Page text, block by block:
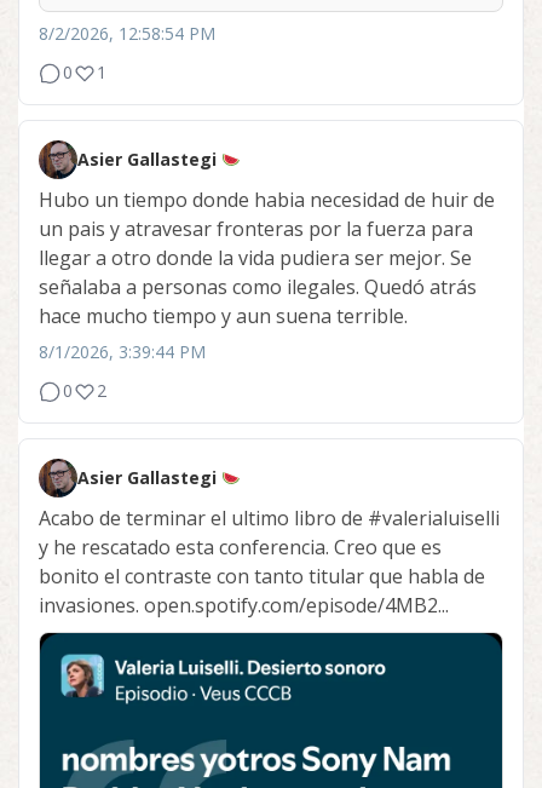
8/2/2026, 12:58:54 PM
0
1
Asier Gallastegi
Hubo un tiempo donde habia necesidad de huir de
un pais y atravesar fronteras por la fuerza para
llegar a otro donde la vida pudiera ser mejor. Se
señalaba a personas como ilegales. Quedó atrás
hace mucho tiempo y aun suena terrible.
8/1/2026, 3:39:44 PM
0
2
Asier Gallastegi
Acabo de terminar el ultimo libro de #valerialuiselli
y he rescatado esta conferencia. Creo que es
bonito el contraste con tanto titular que habla de
invasiones. open.spotify.com/episode/4MB2...